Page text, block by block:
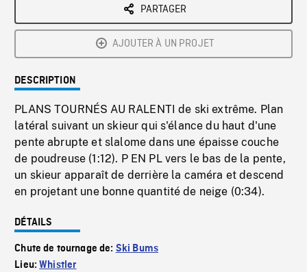
PARTAGER
AJOUTER À UN PROJET
DESCRIPTION
PLANS TOURNÉS AU RALENTI de ski extrême. Plan
latéral suivant un skieur qui s'élance du haut d'une
pente abrupte et slalome dans une épaisse couche
de poudreuse (1:12). P EN PL vers le bas de la pente,
un skieur apparaît de derrière la caméra et descend
en projetant une bonne quantité de neige (0:34).
DÉTAILS
Chute de tournage de: Ski Bums
Lieu:Whistler